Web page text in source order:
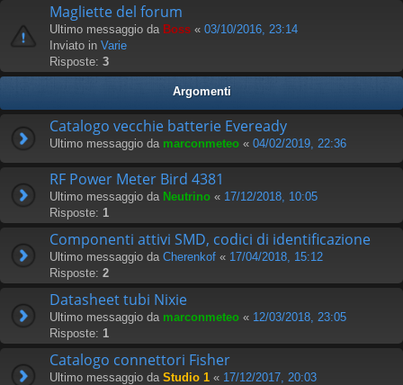
Magliette del forum
Ultimo messaggio da Boss « 03/10/2016, 23:14
Inviato in Varie
Risposte: 3
Argomenti
Catalogo vecchie batterie Eveready
Ultimo messaggio da marconmeteo « 04/02/2019, 22:36
RF Power Meter Bird 4381
Ultimo messaggio da Neutrino « 17/12/2018, 10:05
Risposte: 1
Componenti attivi SMD, codici di identificazione
Ultimo messaggio da Cherenkof « 17/04/2018, 15:12
Risposte: 2
Datasheet tubi Nixie
Ultimo messaggio da marconmeteo « 12/03/2018, 23:05
Risposte: 1
Catalogo connettori Fisher
Ultimo messaggio da Studio 1 « 17/12/2017, 20:03